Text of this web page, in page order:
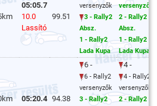
05:05.7
10.0
Lassító
99.51
versenyzők
3 - Rally2
Absz.
1 - Rally2
Lada Kupa
versenyzők
2 - Rally2
Absz.
1 - Rally2
Lada Kupa
05:20.4 94.38
6 -
6 - Rally2
versenyzők
3 - Rally2
4 -
4 - Rally2
versenyzők
2 - Rally2